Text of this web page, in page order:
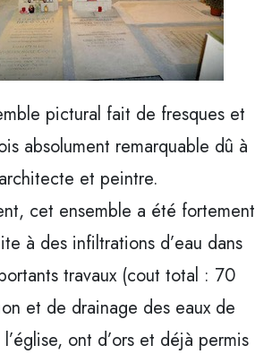
pictural fait de fresques et
absolument remarquable dû à
et peintre.
cet ensemble a été fortement
à des infiltrations d’eau dans
travaux (cout total : 70
et de drainage des eaux de
ont d’ors et déjà permis